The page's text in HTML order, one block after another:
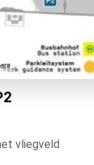
vliegveld